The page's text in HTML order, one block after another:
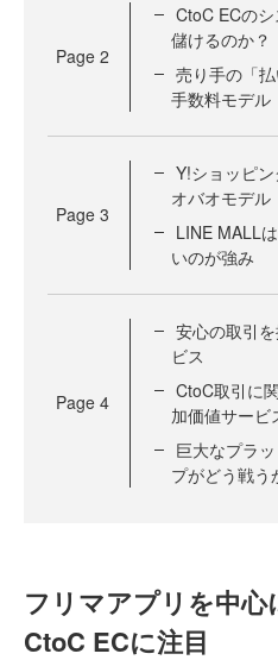
Page 2
CtoC ECの
儲けるのか？
売り手の「
手数料モデル
Page 3
Y!ショッピ
オバオモデル
LINE MALL
いのが強み
Page 4
安心の取引
ビス
CtoC取引に
加価値サービ
巨大なプラ
プがどう戦う
フリマアプリを中心
CtoC ECに注目